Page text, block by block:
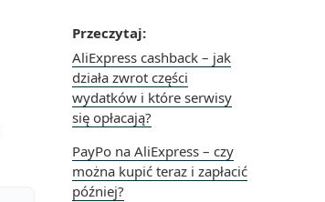
Przeczytaj:
AliExpress cashback – jak
działa zwrot części
wydatków i które serwisy
się opłacają?
PayPo na AliExpress – czy
można kupić teraz i zapłacić
później?